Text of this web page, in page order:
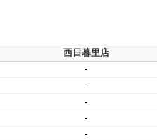
西日暮里店
-
-
-
-
-